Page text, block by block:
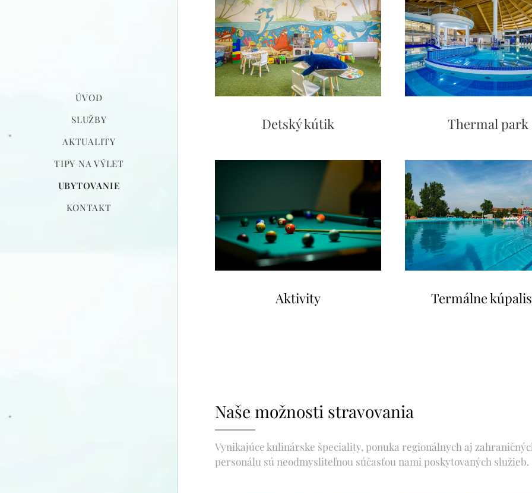
ÚVOD
SLUŽBY
AKTUALITY
TIPY NA VÝLET
UBYTOVANIE
KONTAKT
Detský kútik
Aktivity
Thermal park
Termálne
Naše možnosti stravovania
Vynikajúce kulinárske špeciality, ponuka regionálnych aj
personálu sú neodmysliteľnou súčasťou nami poskytovaných služieb.